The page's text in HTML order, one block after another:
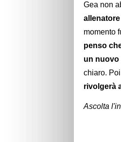
Gea non
momento
penso
un nuovo
chiaro.
rivolgerà
Ascolta